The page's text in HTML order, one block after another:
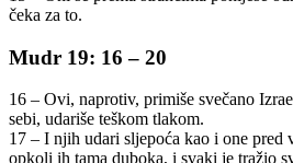
čeka za to.
Mudr 19: 16 – 20
16 – Ovi, naprotiv, primiše svečano
sebi, udariše teškom tlakom.
17 – I njih udari sljepoća kao i one pred
opkoli ih tama duboka, i svaki je tražio